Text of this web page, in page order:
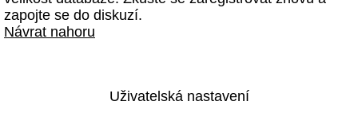
zapojte se do diskuzí.
Návrat nahoru
Uživatelská nastavení